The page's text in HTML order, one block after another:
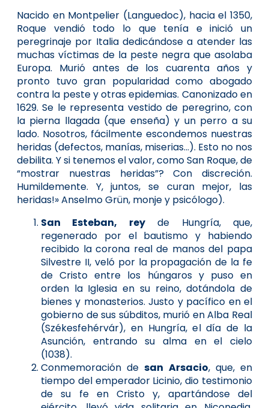
Nacido en Montpelier (Languedoc), hacia el 1350,
Roque vendió todo lo que tenía e inició un
peregrinaje por Italia dedicándose a atender las
muchas víctimas de la peste negra que asolaba
Europa. Murió antes de los cuarenta años y
pronto tuvo gran popularidad como abogado
contra la peste y otras epidemias. Canonizado en
1629. Se le representa vestido de peregrino, con
la pierna llagada (que enseña) y un perro a su
lado. Nosotros, fácilmente escondemos nuestras
heridas (defectos, manías, miserias...). Esto no nos
debilita. Y si tenemos el valor, como San Roque, de
“mostrar nuestras heridas”? Con discreción.
Humildemente. Y, juntos, se curan mejor, las
heridas!» Anselmo Grün, monje y psicólogo).
San Esteban, reyde Hungría, que,
regenerado por el bautismo y habiendo
recibido la corona real de manos del papa
Silvestre II, veló por la propagación de la fe
de Cristo entre los húngaros y puso en
orden la Iglesia en su reino, dotándola de
bienes y monasterios. Justo y pacífico en el
gobierno de sus súbditos, murió en Alba Real
(Székesfehérvár), en Hungría, el día de la
Asunción, entrando su alma en el cielo
(1038).
Conmemoración desan Arsacio, que, en
tiempo del emperador Licinio, dio testimonio
de su fe en Cristo y, apartándose del